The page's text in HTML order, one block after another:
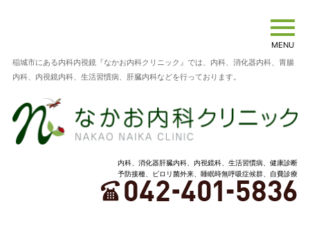
MENU
稲城市にある内科内視鏡『なかお内科クリニック』では、内科、消化器内科、胃腸
内科、内視鏡内科、生活習慣病、肝臓内科などを行っております。
内科、消化器肝臓内科、内視鏡科、生活習慣病、健康診断
予防接種、ピロリ菌外来、睡眠時無呼吸症候群、自費診療